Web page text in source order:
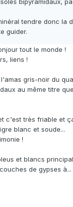
bipyramidaux,
tendre donc la
guider.
tout le monde !
liens !
gris-noir du
au même titre
c'est très friable et
blanc et soude...
!
et blancs
de gypses